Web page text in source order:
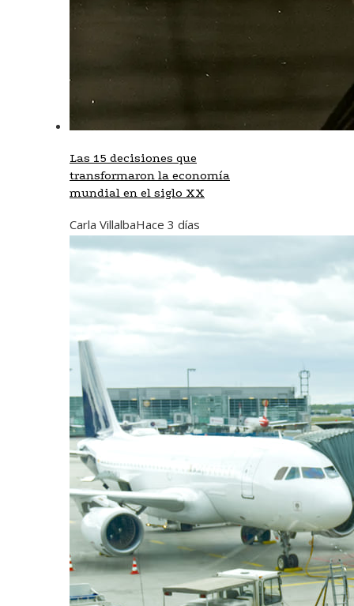
Las 15 decisiones que
transformaron la economía
mundial en el siglo XX
Carla VillalbaHace 3 días